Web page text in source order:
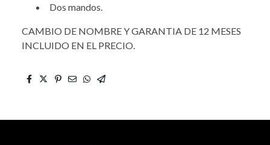
Dos mandos.
CAMBIO DE NOMBRE Y GARANTIA DE 12 MESES
INCLUIDO EN EL PRECIO.